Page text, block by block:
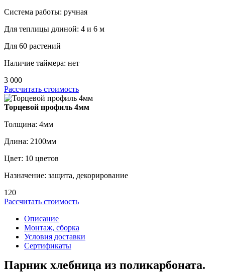
Система работы: ручная
Для теплицы длиной: 4 и 6 м
Для 60 растений
Наличие таймера: нет
3 000
Рассчитать стоимость
Торцевой профиль 4мм
Толщина: 4мм
Длина: 2100мм
Цвет: 10 цветов
Назначение: защита, декорирование
120
Рассчитать стоимость
Описание
Монтаж, сборка
Условия доставки
Сертификаты
Парник хлебница из поликарбоната.